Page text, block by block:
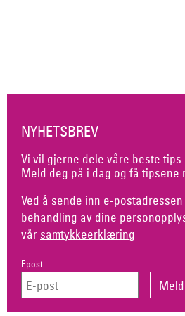
NYHETSBREV
Vi vil gjerne dele våre beste tips
Meld deg på i dag og få tipsene
Ved å sende inn e-
behandling av dine
vår samtykkeerklæring
Epost